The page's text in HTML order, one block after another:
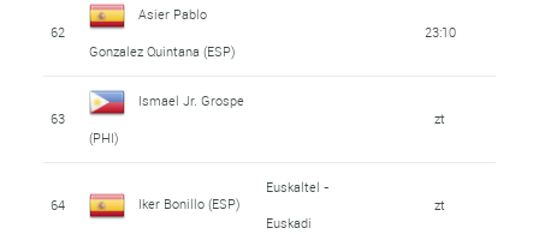
62
Asier Pablo
Gonzalez Quintana (ESP)
23:10
63
Ismael Jr. Grospe
(PHI)
zt
64 Iker Bonillo (ESP)
Euskaltel -
Euskadi
zt